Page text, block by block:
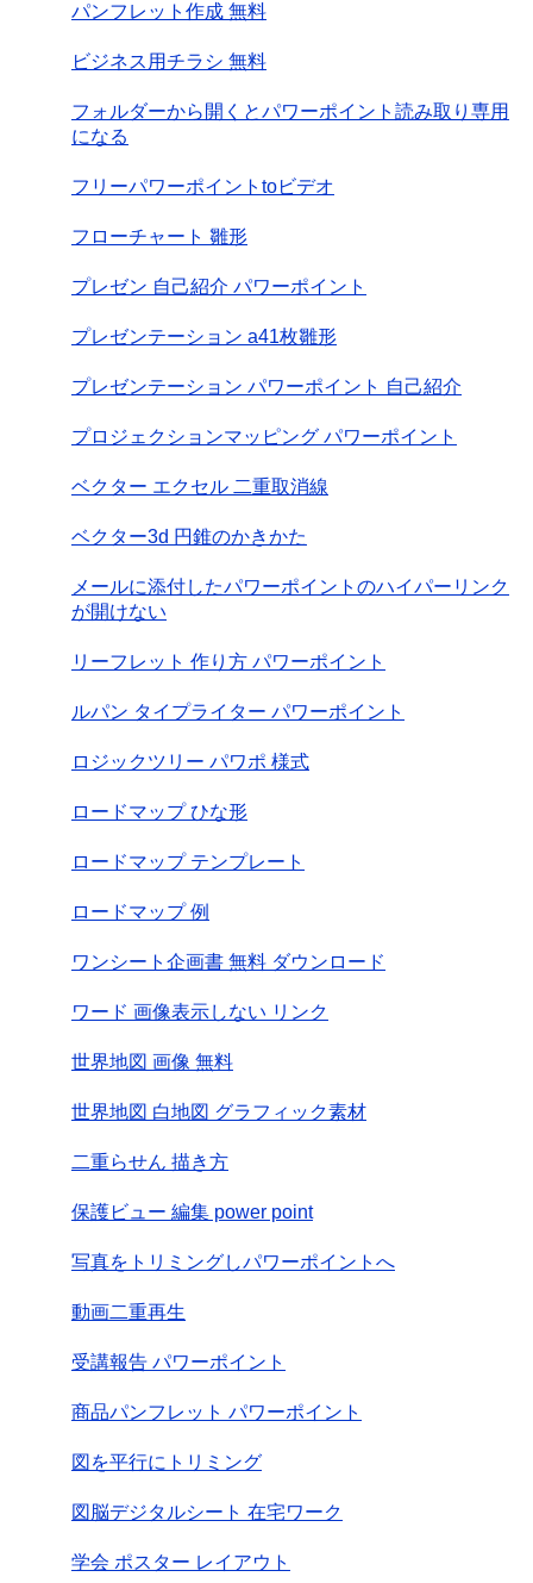
パンフレット作成 無料
ビジネス用チラシ 無料
フォルダーから開くとパワーポイント読み取り専用
になる
フリーパワーポイントtoビデオ
フローチャート 雛形
プレゼン 自己紹介 パワーポイント
プレゼンテーション a41枚雛形
プレゼンテーション パワーポイント 自己紹介
プロジェクションマッピング パワーポイント
ベクター エクセル 二重取消線
ベクター3d 円錐のかきかた
メールに添付したパワーポイントのハイパーリンク
が開けない
リーフレット 作り方 パワーポイント
ルパン タイプライター パワーポイント
ロジックツリー パワポ 様式
ロードマップ ひな形
ロードマップ テンプレート
ロードマップ 例
ワンシート企画書 無料 ダウンロード
ワード 画像表示しない リンク
世界地図 画像 無料
世界地図 白地図 グラフィック素材
二重らせん 描き方
保護ビュー 編集 power point
写真をトリミングしパワーポイントへ
動画二重再生
受講報告 パワーポイント
商品パンフレット パワーポイント
図を平行にトリミング
図脳デジタルシート 在宅ワーク
学会 ポスター レイアウト